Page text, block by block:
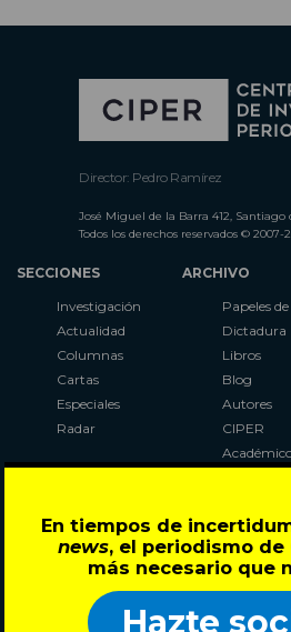
En tiempos de
news, el periodismo de
más necesario que
Hazte
Director: Pedro Ramírez
José Miguel de la Barra 412, Santiago
Todos los derechos reservados © 2007-
SECCIONES
Investigación
Actualidad
Columnas
Cartas
Especiales
Radar
ARCHIVO
Papeles de
Dictadura
Libros
Blog
Autores
CIPER
Al
con CIPER